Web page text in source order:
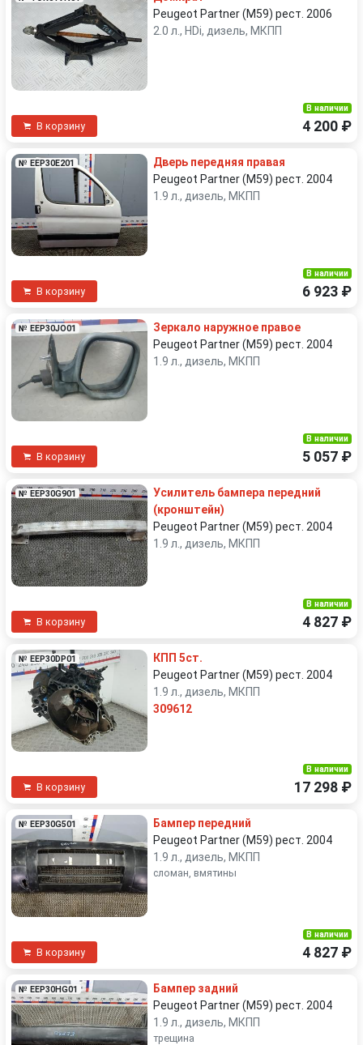
Peugeot Partner (M59) рест. 2006
2.0 л., HDi, дизель, МКПП
В корзину
В наличии
4 200 ₽
№ EEP30E201
Дверь передняя правая
Peugeot Partner (M59) рест. 2004
1.9 л., дизель, МКПП
В корзину
В наличии
6 923 ₽
№ EEP30JO01
Зеркало наружное правое
Peugeot Partner (M59) рест. 2004
1.9 л., дизель, МКПП
В корзину
В наличии
5 057 ₽
№ EEP30G901
Усилитель бампера передний
(кронштейн)
Peugeot Partner (M59) рест. 2004
1.9 л., дизель, МКПП
В корзину
В наличии
4 827 ₽
№ EEP30DP01
КПП 5ст.
Peugeot Partner (M59) рест. 2004
1.9 л., дизель, МКПП
309612
В корзину
В наличии
17 298 ₽
№ EEP30G501
Бампер передний
Peugeot Partner (M59) рест. 2004
1.9 л., дизель, МКПП
сломан, вмятины
В корзину
В наличии
4 827 ₽
№ EEP30HG01
Бампер задний
Peugeot Partner (M59) рест. 2004
1.9 л., дизель, МКПП
трещина